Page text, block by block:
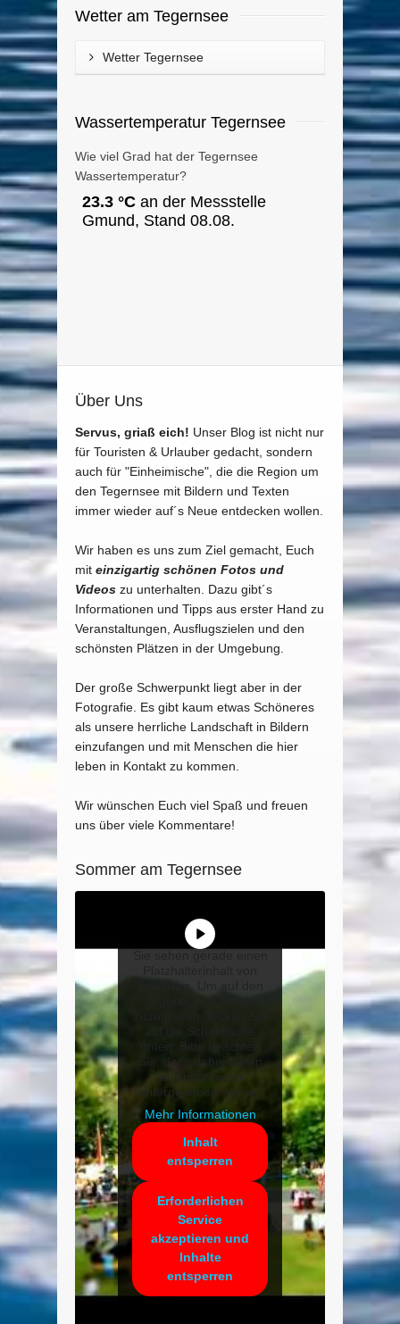
Wetter am Tegernsee
Wetter Tegernsee
Wassertemperatur Tegernsee
Wie viel Grad hat der Tegernsee
Wassertemperatur?
Über Uns
Servus, griaß eich! Unser Blog ist nicht nur
für Touristen & Urlauber gedacht, sondern
auch für "Einheimische", die die Region um
den Tegernsee mit Bildern und Texten
immer wieder auf´s Neue entdecken wollen.
Wir haben es uns zum Ziel gemacht, Euch
mit einzigartig schönen Fotos und
Videos zu unterhalten. Dazu gibt´s
Informationen und Tipps aus erster Hand zu
Veranstaltungen, Ausflugszielen und den
schönsten Plätzen in der Umgebung.
Der große Schwerpunkt liegt aber in der
Fotografie. Es gibt kaum etwas Schöneres
als unsere herrliche Landschaft in Bildern
einzufangen und mit Menschen die hier
leben in Kontakt zu kommen.
Wir wünschen Euch viel Spaß und freuen
uns über viele Kommentare!
Sommer am Tegernsee
YouTube
unten. Bitte beachten
Sie, dass dabei Daten
an Drittanbieter
weitergegeben werden.
Mehr Informationen
Inhalt
entsperren
Erforderlichen
Service
akzeptieren und
Inhalte
entsperren